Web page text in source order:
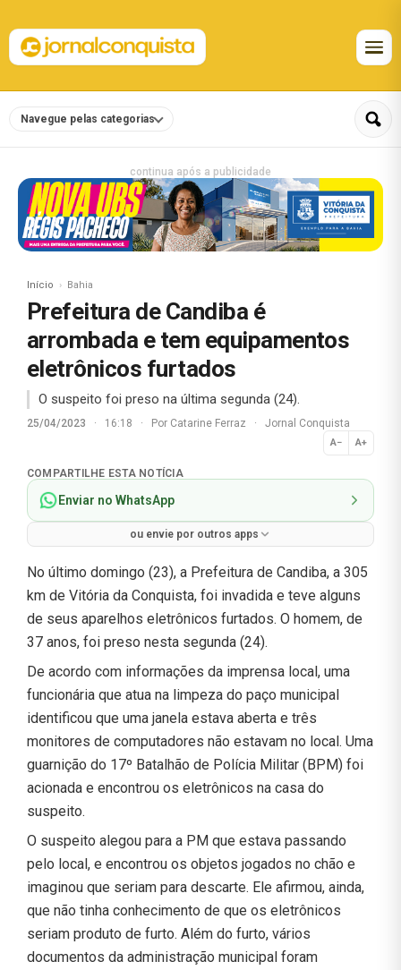
Navegue pelas categorias
continua após a publicidade
Início Bahia
Prefeitura de Candiba é
arrombada e tem equipamentos
eletrônicos furtados
O suspeito foi preso na última segunda (24).
25/04/2023 · 16:18 · Por Catarine Ferraz · Jornal Conquista
A− A+
Normal
COMPARTILHE ESTA NOTÍCIA
Enviar no WhatsApp
ou envie por outros apps
No último domingo (23), a Prefeitura de Candiba, a 305
km de Vitória da Conquista, foi invadida e teve alguns
de seus aparelhos eletrônicos furtados. O homem, de
37 anos, foi preso nesta segunda (24).
De acordo com informações da imprensa local, uma
funcionária que atua na limpeza do paço municipal
identificou que uma janela estava aberta e três
monitores de computadores não estavam no local. Uma
guarnição do 17º Batalhão de Polícia Militar (BPM) foi
acionada e encontrou os eletrônicos na casa do
suspeito.
O suspeito alegou para a PM que estava passando
pelo local, e encontrou os objetos jogados no chão e
imaginou que seriam para descarte. Ele afirmou, ainda,
que não tinha conhecimento de que os eletrônicos
seriam produto de furto. Além do furto, vários
documentos da administração municipal foram